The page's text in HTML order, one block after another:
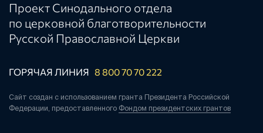
Проект Синодального отдела
по церковной благотворительности
Русской Православной Церкви
ГОРЯЧАЯ ЛИНИЯ 8 800 70 70 222
Сайт создан с использованием гранта Президента Российской
Федерации, предоставленного Фондом президентских грантов